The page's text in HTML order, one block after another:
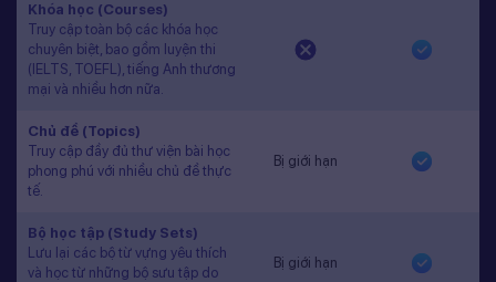
Khóa học (Courses)
Truy cập toàn bộ các khóa học
chuyên biệt, bao gồm luyện thi
(IELTS, TOEFL), tiếng Anh thương
mại và nhiều hơn nữa.
Chủ đề (Topics)
Truy cập đầy đủ thư viện bài học
phong phú với nhiều chủ đề thực
tế.
Bị giới hạn
Bộ học tập (Study Sets)
Lưu lại các bộ từ vựng yêu thích
và học từ những bộ sưu tập do
Bị giới hạn